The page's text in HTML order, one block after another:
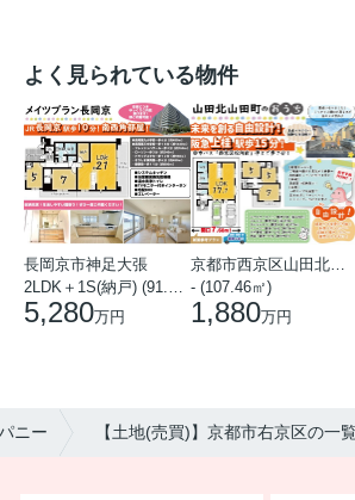
よく見られている物件
長岡京市神足大張
5,280万円
- (107.46㎡)
1,880万円
ニー 【土地(売買)】京都市右京区の一